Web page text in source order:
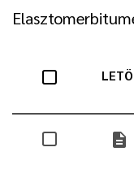
description